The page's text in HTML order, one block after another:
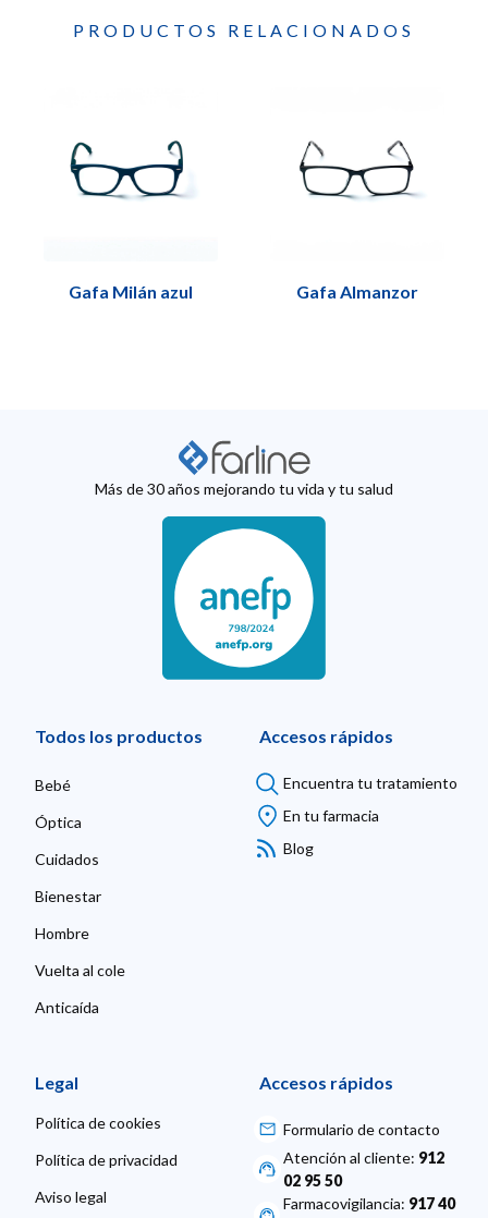
PRODUCTOS RELACIONADOS
Gafa Milán azul Gafa Almanzor
Más de 30 años mejorando tu vida y tu salud
Todos los productos
Bebé
Óptica
Cuidados
Bienestar
Hombre
Vuelta al cole
Anticaída
Accesos rápidos
Encuentra tu tratamiento
En tu farmacia
Blog
Legal
Política de cookies
Política de privacidad
Aviso legal
Accesos rápidos
Formulario de contacto
Atención al cliente: 912
02 95 50
Farmacovigilancia: 917 40